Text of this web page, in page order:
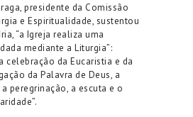
presidente da Comissão
e Espiritualidade, sustentou
“a Igreja realiza uma
mediante a Liturgia”:
celebração da Eucaristia e da
da Palavra de Deus, a
peregrinação, a escuta e o